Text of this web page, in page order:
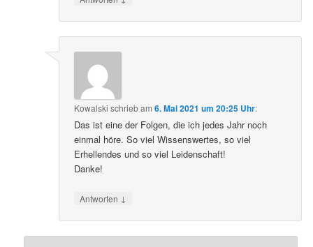
Kowalski schriebam6. Mai 2021 um 20:25 Uhr:
Das ist eine der Folgen, die ich jedes Jahr noch
einmal höre. So viel Wissenswertes, so viel
Erhellendes und so viel Leidenschaft!
Danke!
Antworten ↓